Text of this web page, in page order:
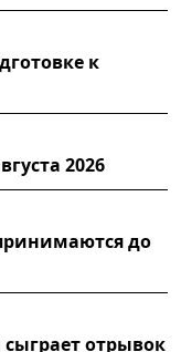
к
2026
до
отрывок